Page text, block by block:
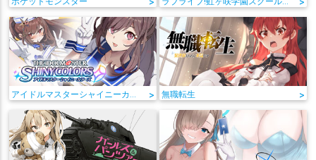
> 無職転生 >